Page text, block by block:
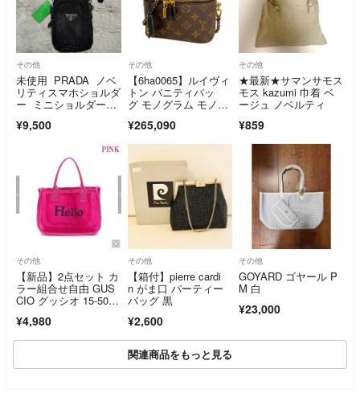
その他
未使用 PRADA ノベ
リティスマホショルダ
ー ミニショルダーバ
¥9,500
その他
【6ha0065】ルイヴィ
トン バニティバッ
グ モノグラム モノグ
ニティNVPM M4516
5 ブラウン 2wayバッ
¥265,090
その他
★最新★サマンサモス
モス kazumi 巾着 ベ
ージュ ノベルティ
¥859
その他
【新品】2点セット カ
ラー組合せ自由 GUS
CIO グッシオ 15-501
ッグインバッグ ス
パ・サウナバッグ
¥4,980
その他
【箱付】pierre cardi
n がま口 パーティー
バッグ 黒
¥2,600
その他
GOYARD ゴヤール P
M 白
¥23,000
関連商品をもっと見る